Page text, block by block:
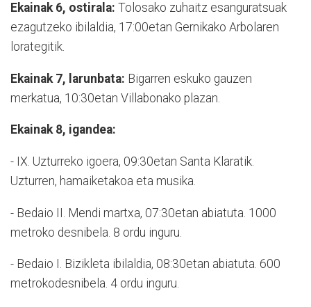
Ekainak 6, ostirala: Tolosako zuhaitz esanguratsuak
ezagutzeko ibilaldia, 17:00etan Gernikako Arbolaren
lorategitik.
Ekainak 7, larunbata: Bigarren eskuko gauzen
merkatua, 10:30etan Villabonako plazan.
Ekainak 8, igandea:
- IX. Uzturreko igoera, 09:30etan Santa Klaratik.
Uzturren, hamaiketakoa eta musika.
- Bedaio II. Mendi martxa, 07:30etan abiatuta. 1000
metroko desnibela. 8 ordu inguru.
- Bedaio I. Bizikleta ibilaldia, 08:30etan abiatuta. 600
metrokodesnibela. 4 ordu inguru.